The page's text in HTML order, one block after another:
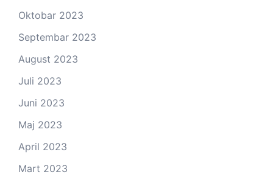
Oktobar 2023
Septembar 2023
August 2023
Juli 2023
Juni 2023
Maj 2023
April 2023
Mart 2023